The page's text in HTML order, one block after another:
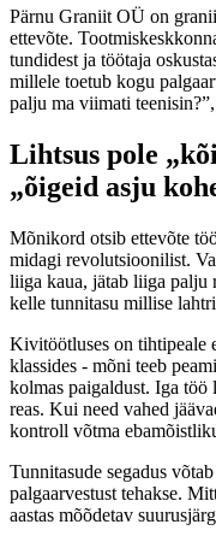
Pärnu Graniit OÜ on
ettevõte.
tundidest ja töötaja
millele toetub kogu
palju ma viimati
Lihtsus pole
„õigeid asju
Mõnikord otsib ettevõte
midagi revolutsioonilist.
liiga kaua, jätab liiga palju
kelle tunnitasu millise
Kivitöötluses on tihtipeale
klassides - mõni teeb
kolmas paigaldust. Iga töö
reas. Kui need vahed
kontroll võtma
Tunnitasude segadus
palgaarvestust tehakse.
aastas mõõdetav